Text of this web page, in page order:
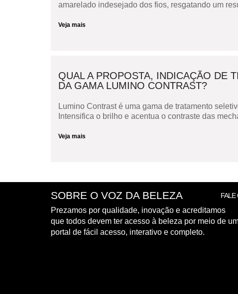
amarelado indesejado dos fios, resgatando um
Veja mais
QUAL A PROPOSTA, INDICAÇÃO DE
DA GAMA LUMINO CONTRAST?
Lumino Contrast é uma gama de tratamento
Intensifica o brilho e acentua o contraste das
Veja mais
SOBRE O VOZ DA BELEZA
Prezamos por qualidade, inovação e acreditamos
que todos devem ter acesso à beleza por meio de
portal de fácil acesso, interativo e completo.
FALE